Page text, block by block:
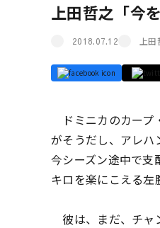
上田哲之「今
2018.07.12 上
ドミニカのカープ
がそうだし、アレハ
今シーズン途中で支
キロを楽にこえる左
彼は、まだ、チャ